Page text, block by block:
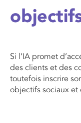
Si l’IA promet
des clients et des
toutefois inscrire
objectifs sociaux et